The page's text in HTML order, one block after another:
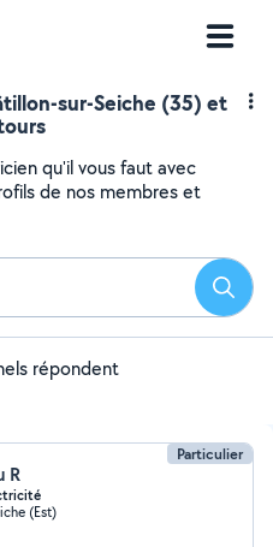
sur-Seiche (35) et
qu'il vous faut avec
de nos membres et
répondent
Particulier
R
(Est)